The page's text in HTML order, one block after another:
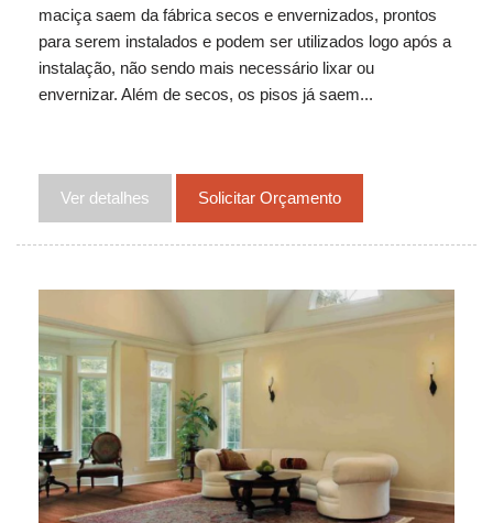
maciça saem da fábrica secos e envernizados, prontos
para serem instalados e podem ser utilizados logo após a
instalação, não sendo mais necessário lixar ou
envernizar. Além de secos, os pisos já saem...
Ver detalhes Solicitar Orçamento